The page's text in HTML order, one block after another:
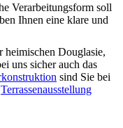
Verarbeitungsform soll
Ihnen eine klare und
heimischen Douglasie,
uns sicher auch das
sind Sie bei
Terrassenausstellung